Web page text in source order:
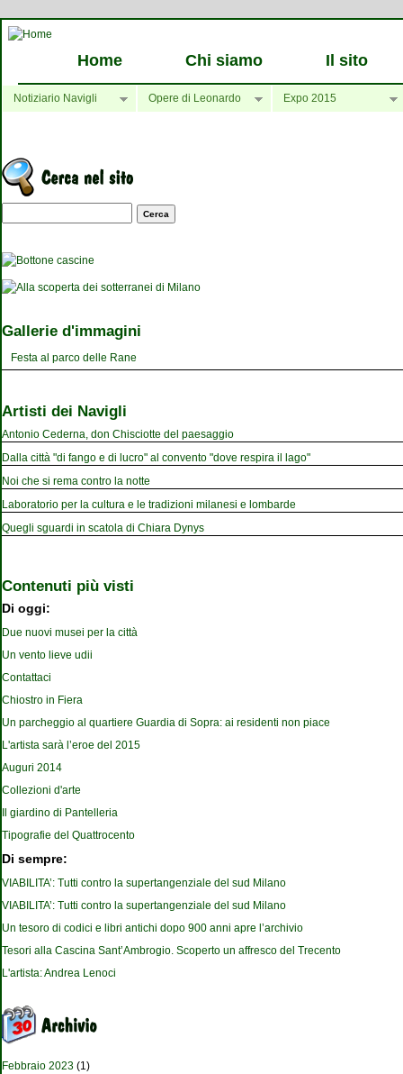
Home Chi siamo Il sito
Notiziario Navigli Opere di Leonardo Expo 2015
Maschera di ricerca
Gallerie d'immagini
Festa al parco delle Rane
Artisti dei Navigli
Antonio Cederna, don Chisciotte del paesaggio
Dalla città "di fango e di lucro" al convento "dove respira il lago"
Noi che si rema contro la notte
Laboratorio per la cultura e le tradizioni milanesi e lombarde
Quegli sguardi in scatola di Chiara Dynys
Contenuti più visti
Di oggi:
Due nuovi musei per la città
Un vento lieve udii
Contattaci
Chiostro in Fiera
Un parcheggio al quartiere Guardia di Sopra: ai residenti non piace
L'artista sarà l’eroe del 2015
Auguri 2014
Collezioni d'arte
Il giardino di Pantelleria
Tipografie del Quattrocento
Di sempre:
VIABILITA’: Tutti contro la supertangenziale del sud Milano
VIABILITA’: Tutti contro la supertangenziale del sud Milano
Un tesoro di codici e libri antichi dopo 900 anni apre l’archivio
Tesori alla Cascina Sant’Ambrogio. Scoperto un affresco del Trecento
L'artista: Andrea Lenoci
Febbraio 2023 (1)